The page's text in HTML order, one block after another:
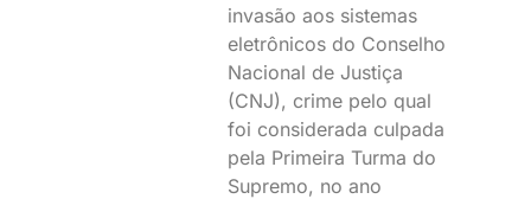
invasão aos sistemas
eletrônicos do Conselho
Nacional de Justiça
(CNJ), crime pelo qual
foi considerada culpada
pela Primeira Turma do
Supremo, no ano